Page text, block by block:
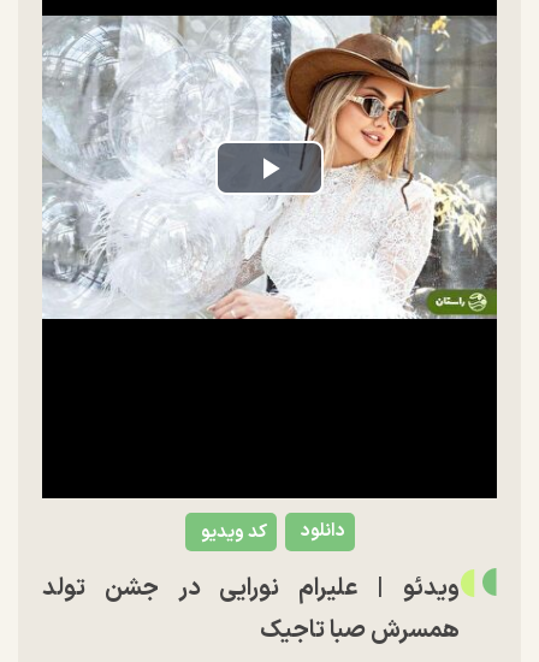
Play
Video
کد ویدیو دانلود
ویدئو | علیرام نورایی در جشن تولد
همسرش صبا تاجیک